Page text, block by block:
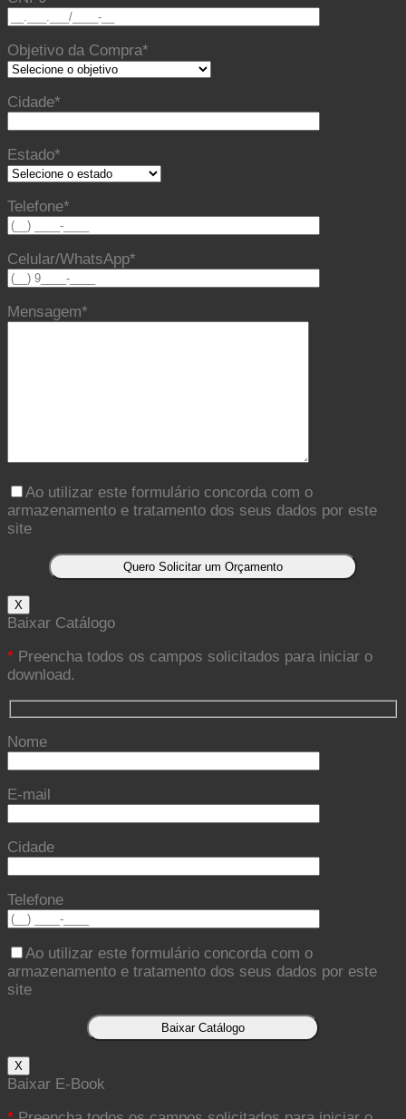
Objetivo da Compra*
Cidade*
Estado*
Telefone*
Celular/WhatsApp*
Mensagem*
Ao utilizar este formulário concorda com o
armazenamento e tratamento dos seus dados por este
site
X
Baixar Catálogo
* Preencha todos os campos solicitados para iniciar o
download.
Nome
E-mail
Cidade
Telefone
Ao utilizar este formulário concorda com o
armazenamento e tratamento dos seus dados por este
site
X
Baixar E-Book